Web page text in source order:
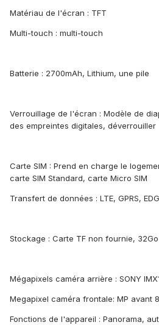
Matériau de l'écran : TFT
Multi-touch : multi-touch
Batterie : 2700mAh, Lithium, une pile
Verrouillage de l'écran : Modèle de
des empreintes digitales, déverrouiller
Carte SIM : Prend en charge le
carte SIM Standard, carte Micro SIM
Transfert de données : LTE, GPRS,
Stockage : Carte TF non fournie,
Mégapixels caméra arrière : SONY
Megapixel caméra frontale: MP avant
Fonctions de l'appareil : Panorama,